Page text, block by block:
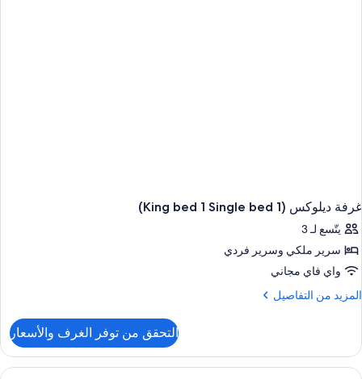
غرفة ديلوكس (1 King bed 1 Single bed)
يتّسع لـ 3
سرير ملكي‫‬ وسرير فردي
واي فاي مجاني
المزيد من التفاصيل
المزيد
غرفة
ديلوكس
التحقق من توفر الغرف والأسعار